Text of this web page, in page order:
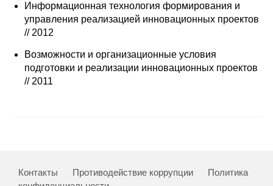
Материалы для СМИ
Публикации
Научная жизнь
Номера журналов
Информационная технология формирования и
управления реализацией инновационных проектов
// 2012
Возможности и организационные условия
подготовки и реализации инновационных проектов
// 2011
Контакты Противодействие коррупции
Политика